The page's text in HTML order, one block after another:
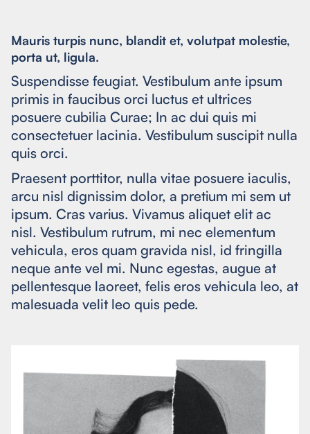
Mauris turpis nunc, blandit et, volutpat molestie,
porta ut, ligula.
Suspendisse feugiat. Vestibulum ante ipsum
primis in faucibus orci luctus et ultrices
posuere cubilia Curae; In ac dui quis mi
consectetuer lacinia. Vestibulum suscipit nulla
quis orci.
Praesent porttitor, nulla vitae posuere iaculis,
arcu nisl dignissim dolor, a pretium mi sem ut
ipsum. Cras varius. Vivamus aliquet elit ac
nisl. Vestibulum rutrum, mi nec elementum
vehicula, eros quam gravida nisl, id fringilla
neque ante vel mi. Nunc egestas, augue at
pellentesque laoreet, felis eros vehicula leo, at
malesuada velit leo quis pede.